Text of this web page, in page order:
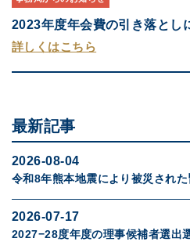
2023年度年会費の引き落とし
詳しくはこちら
最新記事
2026-08-04
令和8年熊本地震により被災され
2026-07-17
2027−28度年度の理事候補者選出